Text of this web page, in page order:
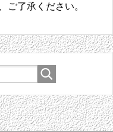
ご了承ください。